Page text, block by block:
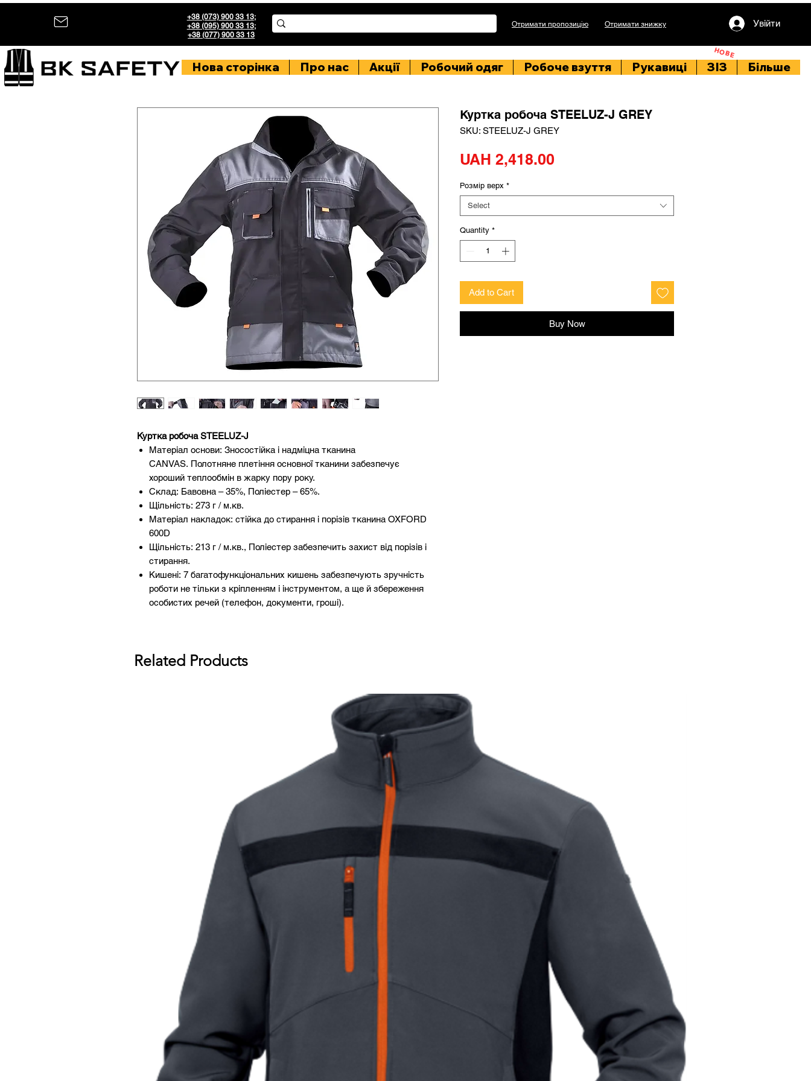
+38 (073) 900 33 13;
+38 (095) 900 33 13;
+38 (077) 900 33 13
Отримати пропозицію Отримати знижку Увійти
НОВЕ
Нова сторінка Про нас Акції Робочий одяг Робоче взуття Рукавиці ЗІЗ Більше
Куртка робоча STEELUZ-J
Матеріал основи: Зносостійка і надміцна тканина
CANVAS. Полотняне плетіння основної тканини забезпечує
хороший теплообмін в жарку пору року.
Склад: Бавовна – 35%, Поліестер – 65%.
Щільність: 273 г / м.кв.
Матеріал накладок: стійка до стирання і порізів тканина OXFORD
600D
Щільність: 213 г / м.кв., Поліестер забезпечить захист від порізів і
стирання.
Кишені: 7 багатофункціональних кишень забезпечують зручність
роботи не тільки з кріпленням і інструментом, а ще й збереження
особистих речей (телефон, документи, гроші).
Куртка робоча STEELUZ-J GREY
SKU: STEELUZ-J GREY
UAH 2,418.00
Розмір верх *
Select
Quantity *
Add to Cart
Buy Now
Related Products